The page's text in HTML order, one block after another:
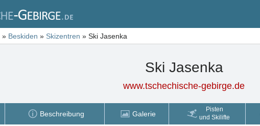
» Beskiden » Skizentren » Ski Jasenka
Ski Jasenka
www.tschechische-gebirge.de
Beschreibung Galerie
Pisten
und Skilifte